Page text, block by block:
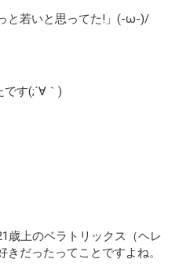
と若いと思ってた!」(-ω-)/
す(;´∀｀)
歳上のベラトリックス（ヘレ
だったってことですよね。